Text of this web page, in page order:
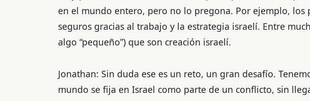
en el mundo entero, pero no lo pregona. Por ejemplo, los
seguros gracias al trabajo y la estrategia israelí. Entre
algo “pequeño”) que son creación israelí.
Jonathan: Sin duda ese es un reto, un gran desafío.
mundo se fija en Israel como parte de un conflicto, sin